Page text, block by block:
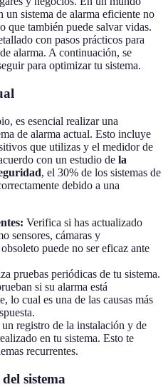
un sistema de alarma eficiente no
que también puede salvar vidas.
con pasos prácticos para
alarma. A continuación, se
para optimizar tu sistema.
es esencial realizar una
de alarma actual. Esto incluye
que utilizas y el medidor de
con un estudio de la
, el 30% de los sistemas de
debido a una
Verifica si has actualizado
sensores, cámaras y
puede no ser eficaz ante
pruebas periódicas de tu sistema.
si su alarma está
lo cual es una de las causas más
registro de la instalación y de
en tu sistema. Esto te
recurrentes.
sistema